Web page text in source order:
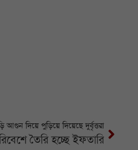
আগুন দিয়ে পুড়িয়ে দিয়েছে দুর্বৃত্তরা
তৈরি হচ্ছে ইফতারি